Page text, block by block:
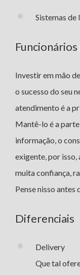
Sistemas de
Investir em mão
o sucesso do seu
atendimento é a
Mantê-lo é a
informação, o
exigente, por
muita confiança,
Pense nisso antes
Diferenciais
Delivery
Que tal